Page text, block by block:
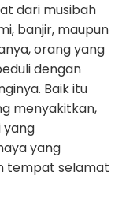
dari musibah
banjir, maupun
orang yang
dengan
Baik itu
menyakitkan,
yang
yang
tempat selamat